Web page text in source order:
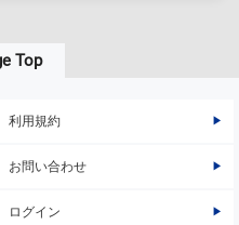
Top
利用規約
お問い合わせ
ログイン